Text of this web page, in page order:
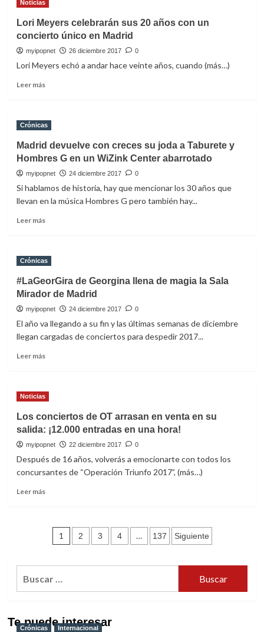
de
yu
Music
Shows
confirman
nuevas
fechas
para
Dorado
World
Noticias
Lori Meyers celebrarán sus 20 años con un
concierto único en Madrid
myipopnet 26 diciembre 2017 0
Lori Meyers echó a andar hace veinte años, cuando (más…)
Leer másLeer
Meyers
sus
20
años
concierto
único
Crónicas
Madrid devuelve con creces su joda a Taburete y
Hombres G en un WiZink Center abarrotado
myipopnet 24 diciembre 2017 0
Si hablamos de historia, hay que mencionar los 30 años que
llevan en la música Hombres G pero también hay...
Leer másLeer
devuelve
creces
su
joda
Taburete
y
Hombres
WiZink
abarrotado
Crónicas
#LaGeorGira de Georgina llena de magia la Sala
Mirador de Madrid
myipopnet 24 diciembre 2017 0
El año va llegando a su fin y las últimas semanas de diciembre
llegan cargadas de conciertos para despedir 2017...
Leer másLeer
de
llena
de
magia
Mirador
de
Noticias
Los conciertos de OT arrasan en venta en su
salida: ¡12.000 entradas en una hora!
myipopnet 22 diciembre 2017 0
Después de 16 años, volverás a emocionarte con todos los
concursantes de “Operación Triunfo 2017”, (más…)
Leer másLeer
conciertos
de
arrasan
en
venta
salida:
Paginación
entradas
1 2 3 4 … 137 Siguiente
Te puede interesar
Crónicas Internacional